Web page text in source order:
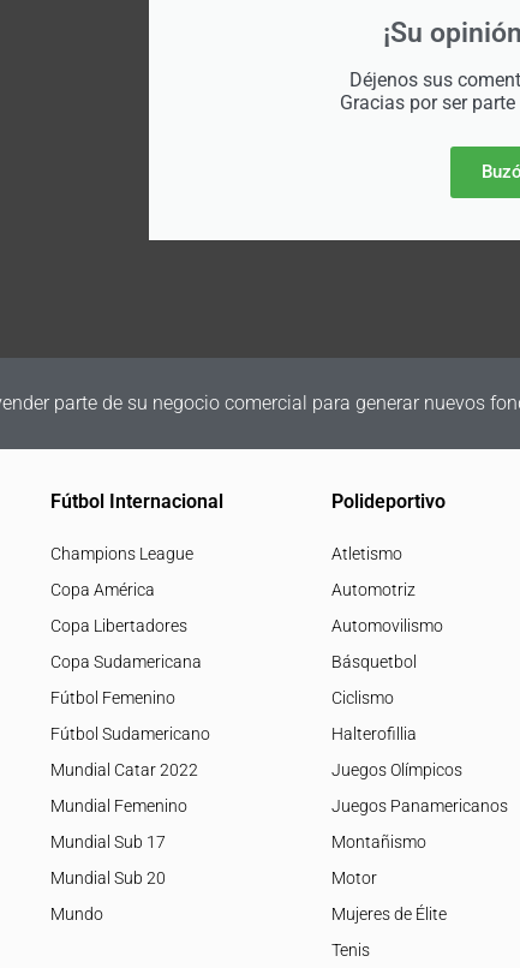
¡Su
Déjenos sus
Gracias por ser
parte de su negocio comercial para generar nuevos
Fútbol Internacional
Champions League
Copa América
Copa Libertadores
Copa Sudamericana
Fútbol Femenino
Fútbol Sudamericano
Mundial Catar 2022
Mundial Femenino
Mundial Sub 17
Mundial Sub 20
Mundo
Polideportivo
Atletismo
Automotriz
Automovilismo
Básquetbol
Ciclismo
Halterofillia
Juegos Olímpicos
Juegos Panamericanos
Montañismo
Motor
Mujeres de Élite
Tenis